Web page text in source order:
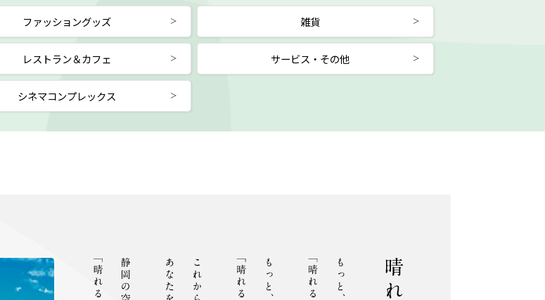
ファッショングッズ 雑貨
レストラン＆カフェ サービス・その他
シネマコンプレックス